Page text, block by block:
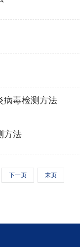
病毒检测方法
方法
下一页 末页